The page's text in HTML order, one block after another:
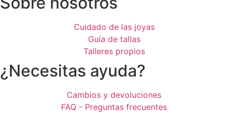
Cuidado de las joyas
Guía de tallas
Talleres propios
¿Necesitas ayuda?
Cambios y devoluciones
FAQ - Preguntas frecuentes